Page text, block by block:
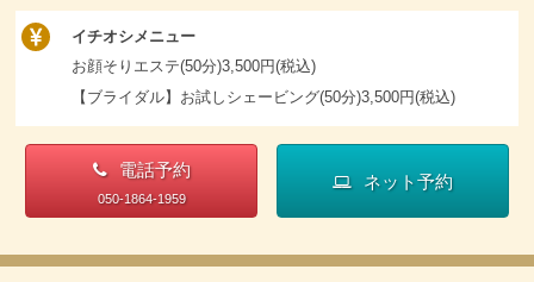
イチオシメニュー
お顔そりエステ(50分)3,500円(税込)
【ブライダル】お試しシェービング(50分)3,500円(税込)
電話予約
050-1864-1959
ネット予約